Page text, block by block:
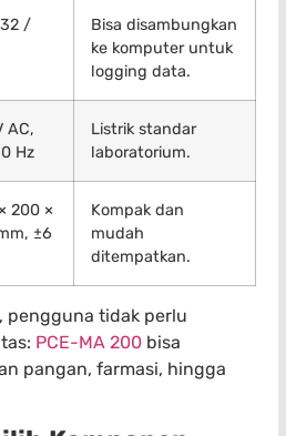
/
Bisa disambungkan
ke komputer untuk
logging data.
AC,
Hz
Listrik standar
laboratorium.
200 ×
±6
Kompak dan
mudah
ditempatkan.
pengguna tidak perlu
PCE-MA 200 bisa
pangan, farmasi, hingga